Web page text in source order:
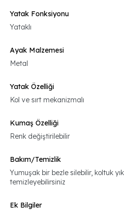
Yatak Fonksiyonu
Yataklı
Ayak Malzemesi
Metal
Yatak Özelliği
Kol ve sırt mekanizmalı
Kumaş Özelliği
Renk değiştirilebilir
Bakım/Temizlik
Yumuşak bir bezle silebilir, koltuk
temizleyebilirsiniz
Ek Bilgiler